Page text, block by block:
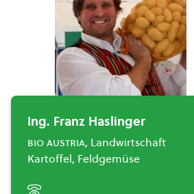
Ing. Franz Haslinger
bio austria, Landwirtschaft
Kartoffel, Feldgemüse